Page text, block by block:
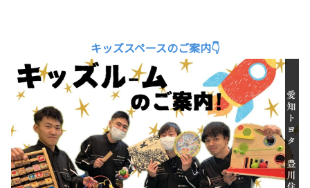
キッズスペースのご案内👇